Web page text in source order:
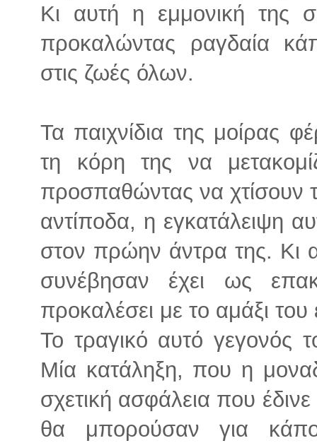
Κι αυτή η εμμονική της
προκαλώντας ραγδαία
στις ζωές όλων.
Τα παιχνίδια της μοίρας
τη κόρη της να
προσπαθώντας να χτίσουν
αντίποδα, η εγκατάλειψη
στον πρώην άντρα της. Κι
συνέβησαν έχει ως
προκαλέσει με το αμάξι
Το τραγικό αυτό γεγονός
Μία κατάληξη, που η
σχετική ασφάλεια που
θα μπορούσαν για